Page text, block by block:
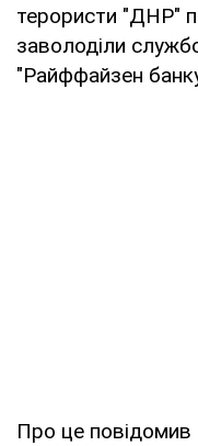
терористи "ДНР"
заволоділи
"Райффайзен
Про це повідомив